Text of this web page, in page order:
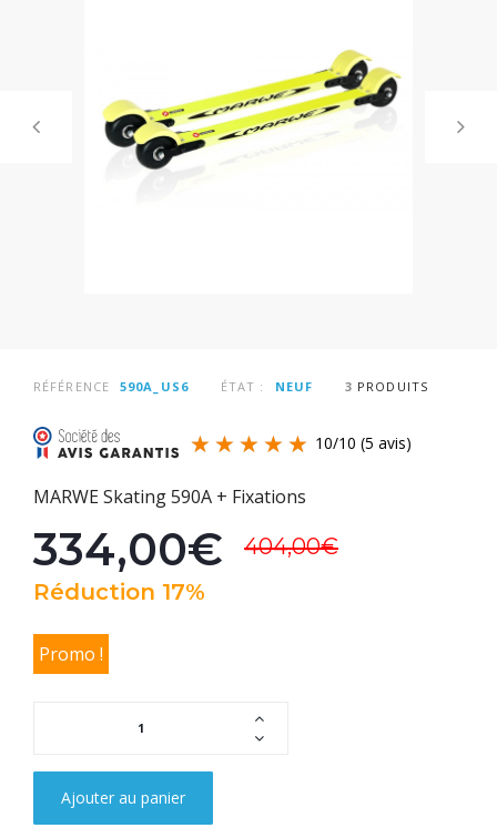
RÉFÉRENCE 590A_US6 ÉTAT : NEUF 3 PRODUITS
10 /10 (5 avis)
MARWE Skating 590A + Fixations
334,00€
404,00€
Réduction 17%
Promo !
Ajouter au panier